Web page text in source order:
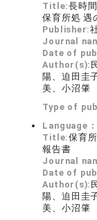
Title:長時
保育所処 遇
Publisher:
Journal
Date of
Author(s):
陽、迫田圭
美、小沼肇
Type of
Language：
Title:保育
報告書
Journal
Date of
Author(s):
陽、迫田圭
美、小沼肇